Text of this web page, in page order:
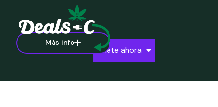
Más info
Únete ahora